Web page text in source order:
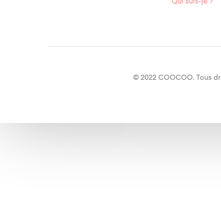
Qui suis-je ?
© 2022 COOCOO. Tous